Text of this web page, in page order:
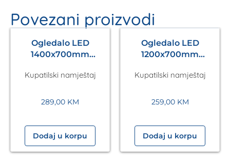
Povezani proizvodi
Ogledalo LED
1400x700mm
Kupatilski namještaj
289,00 KM
Dodaj u korpu
Ogledalo LED
1200x700mm
Kupatilski namještaj
259,00 KM
Dodaj u korpu